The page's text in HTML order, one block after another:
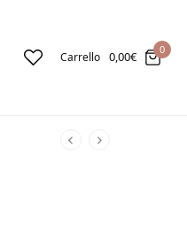
Carrello 0,00€ 0